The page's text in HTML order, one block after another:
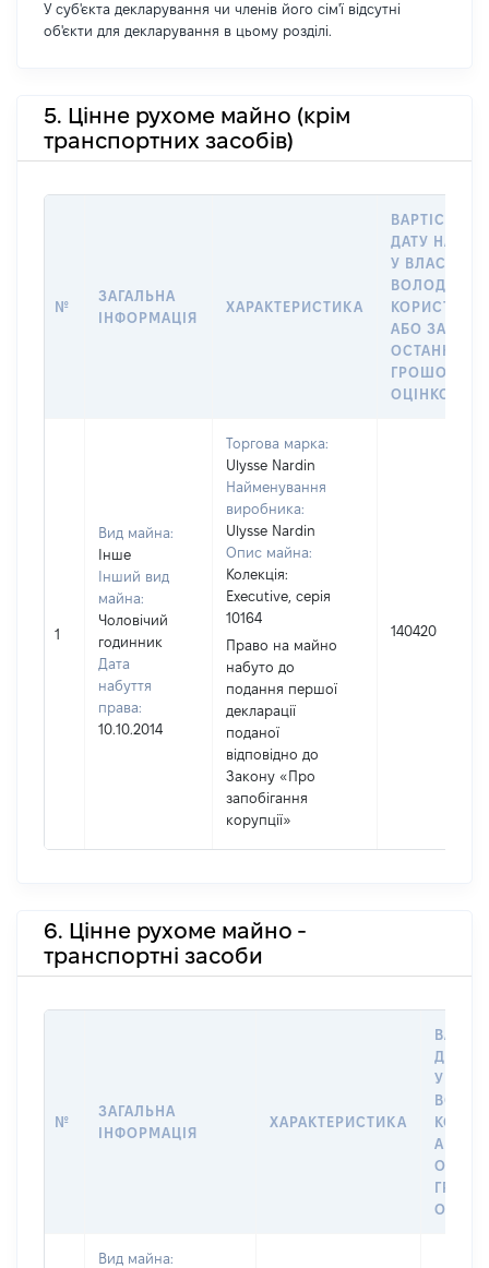
У суб'єкта декларування чи членів його сім'ї відсутні
об'єкти для декларування в цьому розділі.
5. Цінне рухоме майно (крім
транспортних засобів)
№
ЗАГАЛЬНА
ІНФОРМАЦІЯ
ХАРАКТЕРИСТИКА
ВАРТІСТЬ НА
ДАТУ
У
ВОЛОДІННЯ
АБО ЗА
ГРОШОВОЮ
ОЦІНКОЮ
1
Вид майна:
Інше
Інший вид
майна:
Чоловічий
годинник
Дата
набуття
права:
10.10.2014
Торгова марка:
Ulysse Nardin
Найменування
виробника:
Ulysse Nardin
Опис майна:
Колекція:
Executive, серія
10164
Право на майно
набуто до
подання першої
декларації
поданої
відповідно до
Закону «Про
запобігання
корупції»
140420
6. Цінне рухоме майно -
транспортні засоби
№
ЗАГАЛЬНА
ІНФОРМАЦІЯ
ХАРАКТЕРИСТИКА
ДАТУ
У
АБО
Вид майна: